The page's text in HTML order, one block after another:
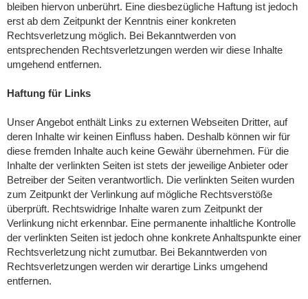
bleiben hiervon unberührt. Eine diesbezügliche Haftung ist jedoch
erst ab dem Zeitpunkt der Kenntnis einer konkreten
Rechtsverletzung möglich. Bei Bekanntwerden von
entsprechenden Rechtsverletzungen werden wir diese Inhalte
umgehend entfernen.
Haftung für Links
Unser Angebot enthält Links zu externen Webseiten Dritter, auf
deren Inhalte wir keinen Einfluss haben. Deshalb können wir für
diese fremden Inhalte auch keine Gewähr übernehmen. Für die
Inhalte der verlinkten Seiten ist stets der jeweilige Anbieter oder
Betreiber der Seiten verantwortlich. Die verlinkten Seiten wurden
zum Zeitpunkt der Verlinkung auf mögliche Rechtsverstöße
überprüft. Rechtswidrige Inhalte waren zum Zeitpunkt der
Verlinkung nicht erkennbar. Eine permanente inhaltliche Kontrolle
der verlinkten Seiten ist jedoch ohne konkrete Anhaltspunkte einer
Rechtsverletzung nicht zumutbar. Bei Bekanntwerden von
Rechtsverletzungen werden wir derartige Links umgehend
entfernen.